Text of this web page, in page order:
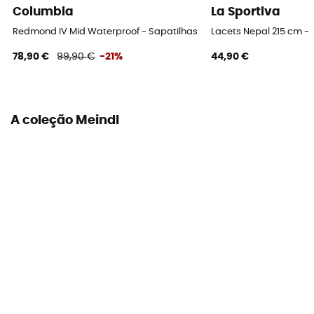
Columbia
Redmond IV Mid Waterproof - Sapatilhas caminhada homem
78,90 € 99,90 € -21%
La Sportiva
Lacets Nepal 215 cm -
44,90 €
A coleção Meindl